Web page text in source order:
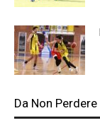
Da Non Perdere